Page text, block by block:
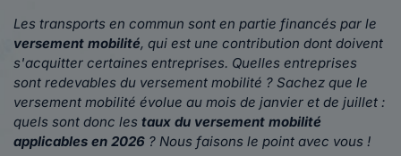
Les transports en commun sont en partie financés par le
versement mobilité, qui est une contribution dont doivent
s'acquitter certaines entreprises. Quelles entreprises
sont redevables du versement mobilité ? Sachez que le
versement mobilité évolue au mois de janvier et de juillet :
quels sont donc les taux du versement mobilité
applicables en 2026 ? Nous faisons le point avec vous !